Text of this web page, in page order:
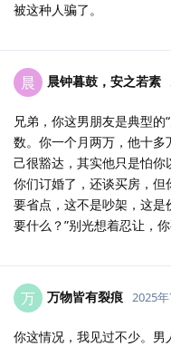
被这种人骗了。
晨 晨钟暮鼓，安之若素
兄弟，你这男朋友是典型
数。你一个月两万，他十
己很豁达，其实他只是怕你
你们订婚了，还谈买房，
要省点，这不是吵架，这是
要什么？”别光想着忍让，你
万 万物皆有裂痕 2025
你这情况，我见过不少。